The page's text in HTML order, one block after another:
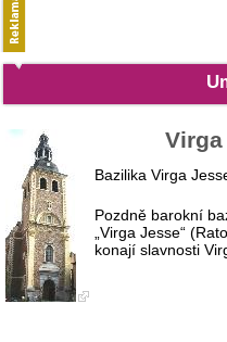
Bazilika Virga
Pozdně barokní
„Virga Jesse“
konají slavnosti